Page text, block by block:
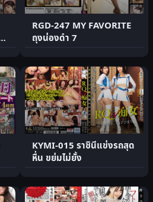
RGD-247 MY FAVORITE
ถุงน่องดำ 7
KYMI-015 ราชินีแข่งรถสุด
หื่น ขย่มไม่ยั้ง